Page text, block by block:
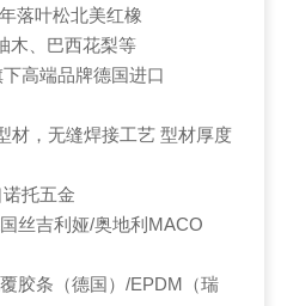
落叶松北美红橡
、巴西花梨等
高端品牌德国进口
材，无缝焊接工艺 型材厚度
托五金
吉利娅/奥地利MACO
胶条（德国）/EPDM（瑞